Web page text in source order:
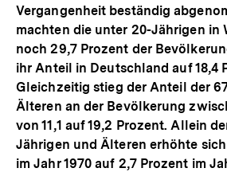
Vergangenheit beständig
machten die unter 20-Jährigen in
noch 29,7 Prozent der
ihr Anteil in Deutschland auf 18,4
Gleichzeitig stieg der Anteil der
Älteren an der Bevölkerung
von 11,1 auf 19,2 Prozent. Allein
Jährigen und Älteren erhöhte
im Jahr 1970 auf 2,7 Prozent im